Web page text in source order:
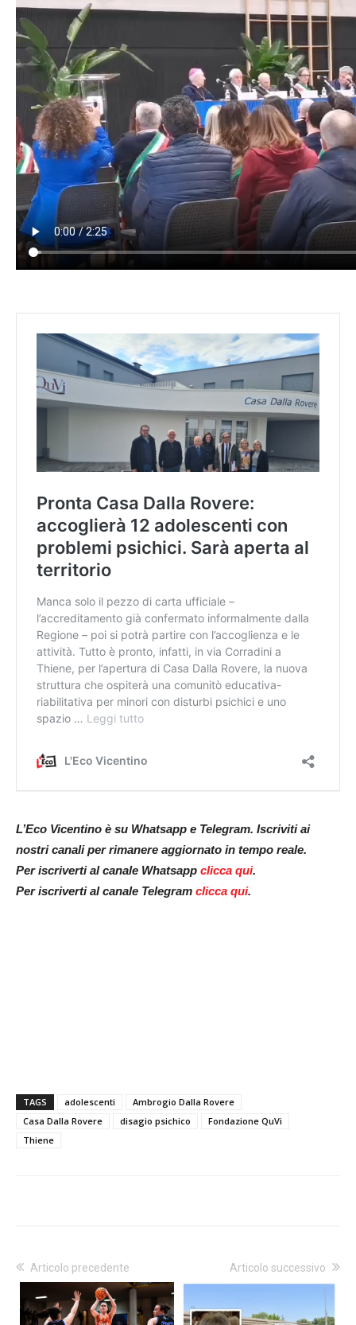
L’Eco Vicentino è su Whatsapp e Telegram. Iscriviti ai
nostri canali per rimanere aggiornato in tempo reale.
Per iscriverti al canale Whatsapp clicca qui.
Per iscriverti al canale Telegram clicca qui.
TAGS adolescenti
Ambrogio Dalla Rovere
Casa Dalla Rovere
disagio psichico
Fondazione QuVi
Thiene
Articolo precedente Articolo successivo